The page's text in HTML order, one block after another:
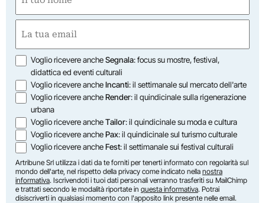
(Required)
First
(Required)
Opzioni
Voglio ricevere ancheSegnala: focus su mostre, festival,
didattica ed eventi culturali
Voglio ricevere ancheIncanti: il settimanale sul mercato dell'arte
Voglio ricevere ancheRender: il quindicinale sulla rigenerazione
urbana
Voglio ricevere ancheTailor: il quindicinale su moda e cultura
Voglio ricevere anchePax: il quindicinale sul turismo culturale
Voglio ricevere ancheFest: il settimanale sui festival culturali
Artribune Srl utilizza i dati da te forniti per tenerti informato con regolarità sul
mondo dell'arte, nel rispetto della privacy come indicato nella nostra
informativa. Iscrivendoti i tuoi dati personali verranno trasferiti su MailChimp
e trattati secondo le modalità riportate in questa informativa. Potrai
disiscriverti in qualsiasi momento con l'apposito link presente nelle email.